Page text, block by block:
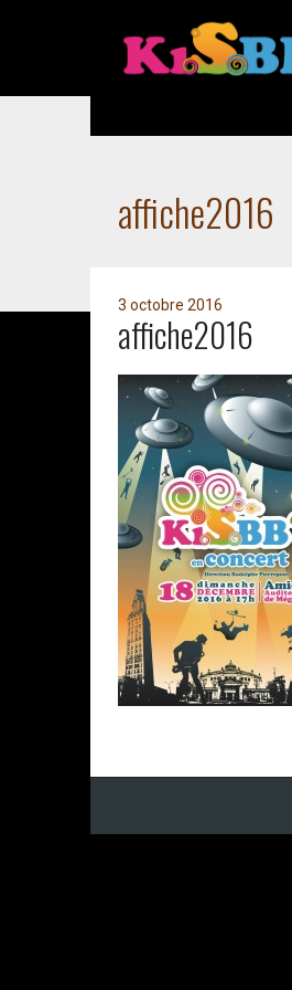
affiche2016
3 octobre 2016
affiche2016